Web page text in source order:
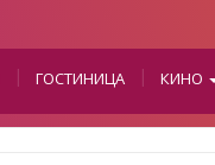
ГОСТИНИЦА КИНО